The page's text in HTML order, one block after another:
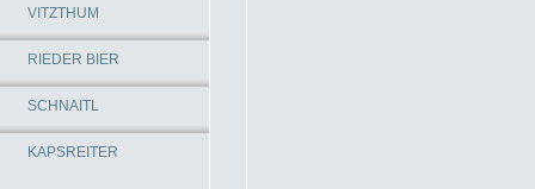
VITZTHUM
RIEDER BIER
SCHNAITL
KAPSREITER